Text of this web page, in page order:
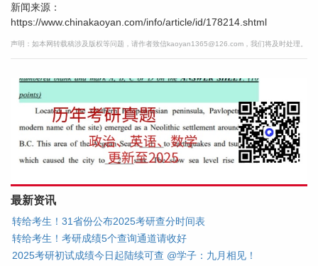
新闻来源：
https://www.chinakaoyan.com/info/article/id/178214.shtml
声明：如本网转载稿涉及版权等问题，请作者致信kaoyan1365@126.com，我们将及时处理。
最新资讯
转给考生！31省份公布2025考研查分时间表
转给考生！考研成绩5个查询通道请收好
2025考研初试成绩今日起陆续可查 @学子：九月相见！